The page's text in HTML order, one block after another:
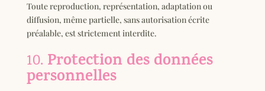
Toute reproduction, représentation, adaptation ou
diffusion, même partielle, sans autorisation écrite
préalable, est strictement interdite.
10. Protection des données
personnelles